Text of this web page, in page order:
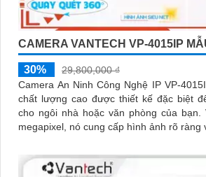
CAMERA VANTECH VP-4015IP
30%
29,800,000 ₫
Camera An Ninh Công Nghệ IP VP-
chất lượng cao được thiết kế đặc biệt
cho ngôi nhà hoặc văn phòng của bạn. Với độ phân giải 4
megapixel, nó cung cấp hình ảnh rõ ràng